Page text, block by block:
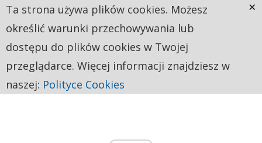
Ta strona używa plików cookies. Możesz
określić warunki przechowywania lub
dostępu do plików cookies w Twojej
przeglądarce. Więcej informacji znajdziesz w
naszej: Polityce Cookies
×